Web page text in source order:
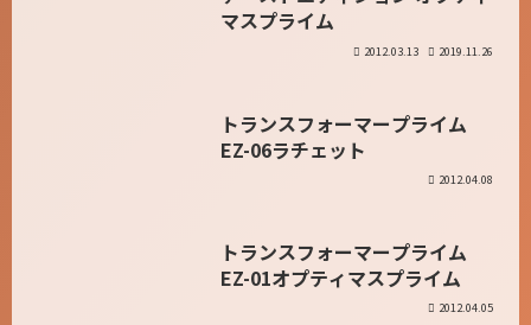
マスプライム
2012.03.13 2019.11.26
トランスフォーマープライム
EZ-06ラチェット
2012.04.08
トランスフォーマープライム
EZ-01オプティマスプライム
2012.04.05